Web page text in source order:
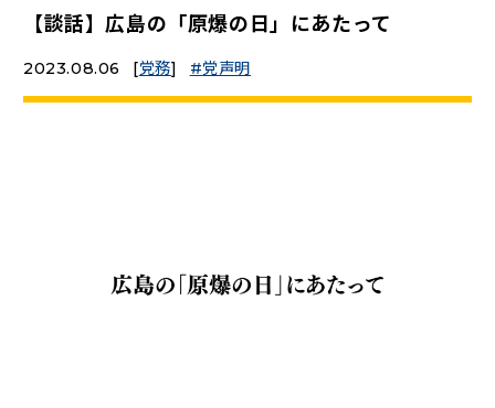
こくみんうさぎの部屋
参加・サポート
二次創作ガイドライン（新しいタブで開く）
【談話】広島の「原爆の日」にあたって
2023.08.06 [党務] 党声明